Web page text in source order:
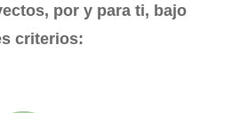
por y para ti, bajo
criterios: